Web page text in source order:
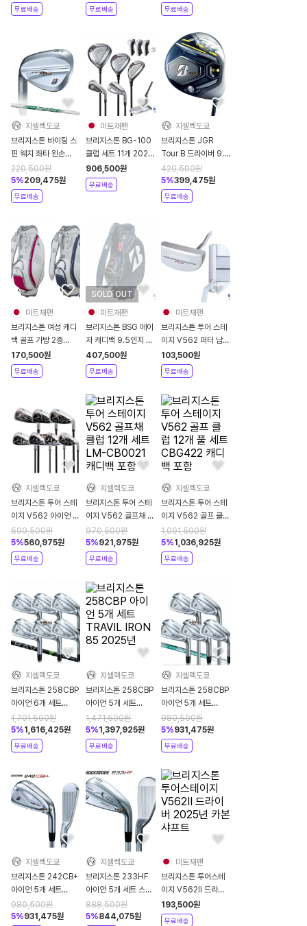
무료배송 무료배송 무료배송
지셀렉도쿄
브리지스톤 바이팅 스
핀 웨지 좌타 왼손
NSPRO 950GH
neo 2024년
220,500원
5%209,475원
무료배송
미트재팬
브리지스톤 BG-100
클럽 세트 11개 2022
년 오리지널 샤프트
906,500원
무료배송
지셀렉도쿄
브리지스톤 JGR
Tour B 드라이버 9.5
도 투어 AD
420,500원
5%399,475원
무료배송
미트재팬
브리지스톤 여성 캐디
백 골프 가방 2종
2022년 BG-100L
170,500원
무료배송
SOLD OUT
미트재팬
브리지스톤 BSG 메이
저 캐디백 9.5인치 골
프 가방 CB2571
407,500원
무료배송
미트재팬
브리지스톤 투어 스테
이지 V562 퍼터 남성
용
103,500원
무료배송
지셀렉도쿄
브리지스톤 투어 스테
이지 V562 아이언 7
개 세트 미쓰비시 카본
스틸
590,500원
5%560,975원
무료배송
지셀렉도쿄
브리지스톤 투어 스테
이지 V562 골프채 클
럽 12개 세트 LM-
CB0021 캐디백 포함
970,500원
5%921,975원
무료배송
지셀렉도쿄
브리지스톤 투어 스테
이지 V562 골프 클럽
12개 풀 세트
CBG422 캐디백 포
함
1,091,500원
5%1,036,925원
무료배송
지셀렉도쿄
브리지스톤 258CBP
아이언 6개 세트
TRAVIL IRON 95
2025년
1,701,500원
5%1,616,425원
무료배송
지셀렉도쿄
브리지스톤 258CBP
아이언 5개 세트
TRAVIL IRON 85
2025년
1,471,500원
5%1,397,925원
무료배송
지셀렉도쿄
브리지스톤 258CBP
아이언 5개 세트
NSPRO 950GH
neo
980,500원
5%931,475원
무료배송
지셀렉도쿄
브리지스톤 242CB+
아이언 5개 세트
NSPRO 950GH
neo 2024년
980,500원
5%931,475원
지셀렉도쿄
브리지스톤 233HF
아이언 5개 세트 스피
더 NX BS40i 카본
888,500원
5%844,075원
미트재팬
브리지스톤 투어스테
이지 V562II 드라이
버 2025년 카본샤프
트
193,500원
무료배송